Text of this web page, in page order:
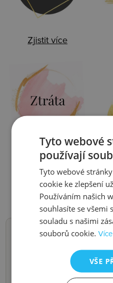
Zjistit více
Ztráta
Zjistit více
NOVINKY,
SLEVY, AKCE
Tyto webové
používají
Tyto webové
cookie ke zlepšení
Používáním našich
souhlasíte se všemi
souladu s našimi
souborů cookie.
VŠE